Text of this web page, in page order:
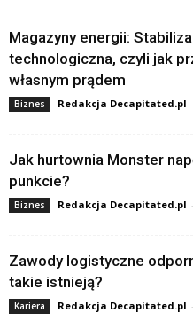
Magazyny energii:
technologiczna, czyli jak
własnym prądem
Biznes Redakcja Decapitated.pl -
Jak hurtownia Monster
punkcie?
Biznes Redakcja Decapitated.pl -
Zawody logistyczne
takie istnieją?
Kariera Redakcja Decapitated.pl -